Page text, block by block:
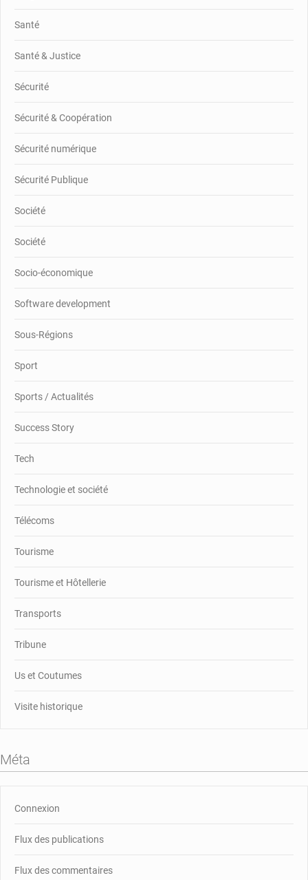
Santé
Santé & Justice
Sécurité
Sécurité & Coopération
Sécurité numérique
Sécurité Publique
Société
Société
Socio-économique
Software development
Sous-Régions
Sport
Sports / Actualités
Success Story
Tech
Technologie et société
Télécoms
Tourisme
Tourisme et Hôtellerie
Transports
Tribune
Us et Coutumes
Visite historique
Méta
Connexion
Flux des publications
Flux des commentaires